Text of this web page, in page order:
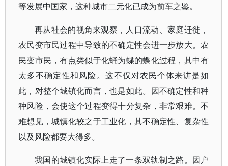
等发展中国家，这种城市二元化已成为前车之鉴。
再从社会的视角来观察，人口流动、家庭迁徙，
农民变市民过程中导致的不确定性会进一步放大。农
民变市民，有点类似于化蛹为蝶的蝶化过程，其中有
太多不确定性和风险。这不仅对农民个体来讲是如
此，对整个城镇化而言，也是如此。因不确定性和种
种风险，会使这个过程变得十分复杂，非常艰难。不
难想见，城镇化较之于工业化，其不确定性、复杂性
以及风险都要大得多。
我国的城镇化实际上走了一条双轨制之路。因户